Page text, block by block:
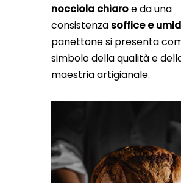
nocciola chiaroe da una
consistenza soffice e
panettone si presenta
simbolo della qualità e
maestria artigianale.